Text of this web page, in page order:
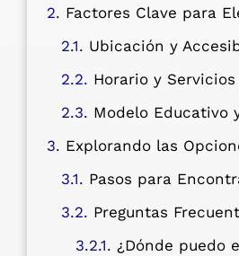
Factores Clave para Elegir la Mejor
Ubicación y
Horario y
Modelo Educativo
Explorando las Opciones:
Pasos para Encontrar
Preguntas
¿Dónde puedo encontrar un ranking